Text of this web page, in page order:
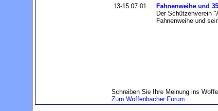
13-15.07.01
Fahnenweihe und
Der Schützenverein
Fahnenweihe und
Schreiben Sie Ihre Meinung ins
Zum Woffenbacher Forum